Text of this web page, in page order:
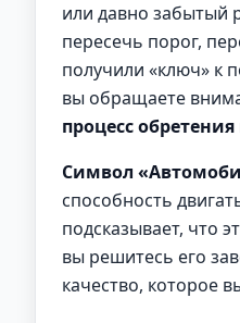
или давно забытый
пересечь порог,
получили «ключ» к
вы обращаете
процесс
Символ
способность
подсказывает, что
вы решитесь его
качество, которое